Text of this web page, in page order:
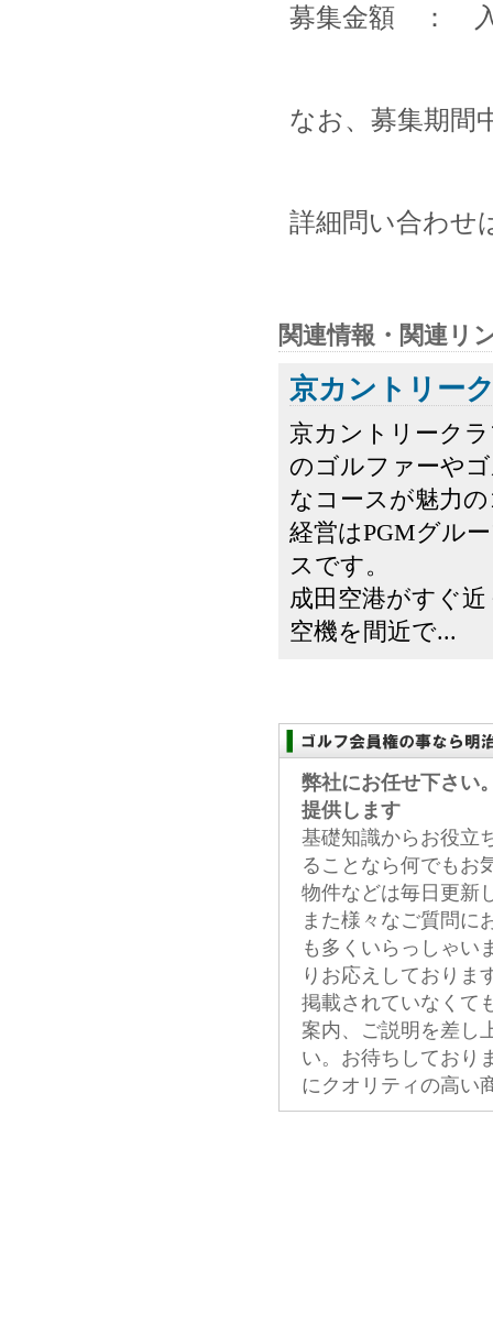
募集金額 ： 入
なお、募集期間
詳細問い合わせ
関連情報・関連リ
京カントリー
京カントリーク
のゴルファーや
なコースが魅力
経営はPGMグル
スです。
成田空港がすぐ
空機を間近で...
弊社にお任せ下さい
提供します
基礎知識からお役立
ることなら何でもお
物件などは毎日更新
また様々なご質問に
も多くいらっしゃい
りお応えしておりま
掲載されていなくて
案内、ご説明を差し
い。お待ちしており
にクオリティの高い